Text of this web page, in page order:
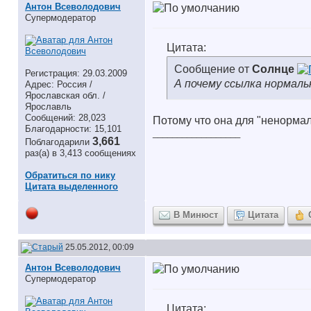
Антон Всеволодович
Супермодератор
Регистрация: 29.03.2009
Адрес: Россия /
Ярославская обл. /
Ярославль
Сообщений: 28,023
Благодарности: 15,101
Поблагодарили 3,661
раз(а) в 3,413 сообщениях
Обратиться по нику
Цитата выделенного
Цитата:
Сообщение от Солнце
А почему ссылка
Потому что она для
В Минюст Цитата
25.05.2012, 00:09
Антон Всеволодович
Супермодератор
Цитата: